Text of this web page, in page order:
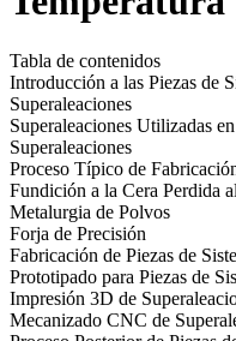
Tabla de contenidos
Introducción a las Piezas de
Superaleaciones
Superaleaciones Utilizadas
Superaleaciones
Proceso Típico de
Fundición a la Cera Perdida
Metalurgia de Polvos
Forja de Precisión
Fabricación de Piezas de
Prototipado para Piezas de
Impresión 3D de
Mecanizado CNC de